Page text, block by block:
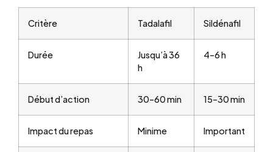
Critère Tadalafil Sildénafil
Durée
Jusqu’à 36
h
4–6 h
Début d’action 30–60 min 15–30 min
Impact du repas Minime Important